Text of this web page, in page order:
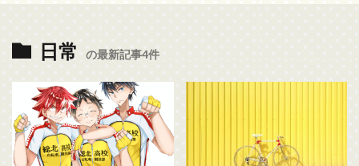
日常 の最新記事4件